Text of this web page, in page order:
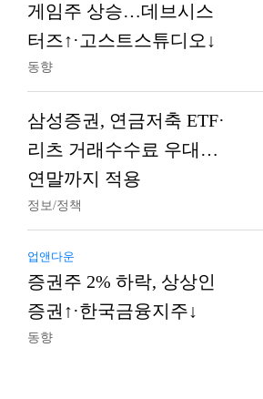
게임주 상승…데브시스
터즈↑·고스트스튜디오↓
동향
삼성증권, 연금저축 ETF·
리츠 거래수수료 우대…
연말까지 적용
정보/정책
업앤다운
증권주 2% 하락, 상상인
증권↑·한국금융지주↓
동향